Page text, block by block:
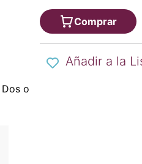
Dos o
Comprar
Añadir a la